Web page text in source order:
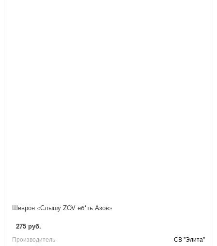
Шеврон «Слышу ZOV еб*ть Азов»
275 руб.
Производитель
СВ "Элита"